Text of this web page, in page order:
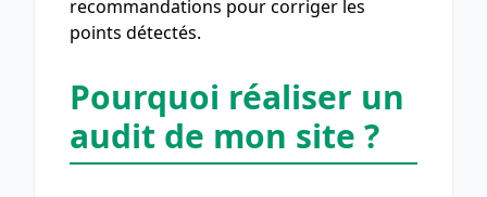
recommandations pour corriger les
points détectés.
Pourquoi réaliser un
audit de mon site ?